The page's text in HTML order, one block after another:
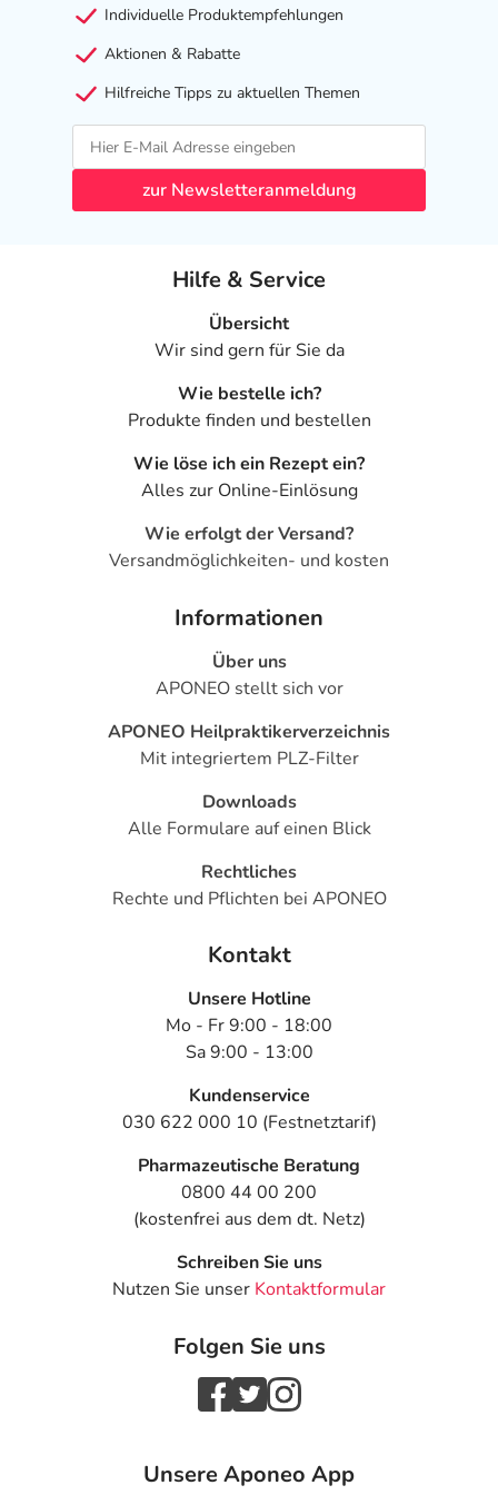
Was ist mit Schwangerschaft und Stillzeit?
- Schwangerschaft: Das Arzneimittel darf nicht
angewendet werden.
- Stillzeit: Das Arzneimittel darf nicht angewendet
werden.
Ist Ihnen das Arzneimittel trotz einer Gegenanzeige
verordnet worden, sprechen Sie mit Ihrem Arzt oder
Gegenanzeige in sich birgt.
- Magen-Darm-Beschwerden, wie:
- Blähungen
- Entzündung der Bauchspeicheldrüse
- Benommenheit
- Schlaflosigkeit
- Gedächtnisstörungen
- Verminderte Berührungsempfindlichkeit
- Tinnitus (Ohrgeräusche)
- Nasen-Rachenraum-Entzündung
- Verschwommenes Sehen
- Allergische Reaktionen
- Überempfindlichkeitsreaktionen der Haut, wie:
- Nesselausschlag
- Anstieg der Nierenwerte
- Veränderung der Leberwerte
- Muskelerkrankungen, bei Auftreten folgender
Symptome, die ohne erkennbare Ursache sind, suchen Sie
- Gelenkschmerzen
- Rückenschmerzen
Individuelle Produktempfehlungen
Aktionen & Rabatte
Hilfreiche Tipps zu aktuellen Themen
zur Newsletteranmeldung
Hilfe & Service
Übersicht
Wir sind gern für Sie da
Wie bestelle ich?
Produkte finden und bestellen
Wie löse ich ein Rezept ein?
Alles zur Online-Einlösung
Wie erfolgt der Versand?
Versandmöglichkeiten- und kosten
Informationen
Über uns
APONEO stellt sich vor
APONEO Heilpraktikerverzeichnis
Mit integriertem PLZ-Filter
Downloads
Alle Formulare auf einen Blick
Rechtliches
Rechte und Pflichten bei APONEO
Kontakt
Unsere Hotline
Mo - Fr 9:00 - 18:00
Sa 9:00 - 13:00
Kundenservice
030 622 000 10 (Festnetztarif)
Pharmazeutische Beratung
0800 44 00 200
(kostenfrei aus dem dt. Netz)
Schreiben Sie uns
Nutzen Sie unser Kontaktformular
Folgen Sie uns
Unsere Aponeo App